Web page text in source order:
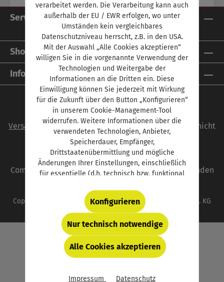
Service-Hotline
Shop Service
Informationen
Alle Preise inkl. gesetzl. Mehrwertsteuer zzgl.
Versandkostenund ggf. Nachnahmegebühren, wenn nicht
anders angegeben.
autoFACHMANN ist eine Marke der Vogel
Communications Group. Unser gesamtes Angebot finden
Copyright © 2026 Vogel Communications Group GmbH & Co. KG
verarbeitet werden. Die Verarbeitung kann auch
außerhalb der EU / EWR erfolgen, wo unter
Umständen kein vergleichbares
Datenschutzniveau herrscht, z.B. in den USA.
Mit der Auswahl „Alle Cookies akzeptieren“
willigen Sie in die vorgenannte Verwendung der
Technologien und Weitergabe der
Informationen an die Dritten ein. Diese
Einwilligung können Sie jederzeit mit Wirkung
für die Zukunft über den Button „Konfigurieren“
in unserem Cookie-Management-Tool
widerrufen. Weitere Informationen über die
verwendeten Technologien, Anbieter,
Speicherdauer, Empfänger,
Drittstaatenübermittlung und mögliche
Änderungen Ihrer Einstellungen, einschließlich
für essentielle (d.h. technisch bzw. funktional
verlinkten Datenschutzerklärung und hinter
dem Button „Konfigurieren“.
Nur technisch notwendige
Konfigurieren
Alle Cookies akzeptieren
Impressum Datenschutz